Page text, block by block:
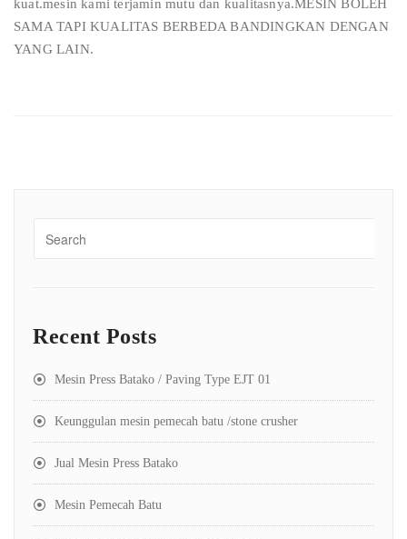
kuat.mesin kami terjamin mutu dan kualitasnya.MESIN BOLEH
SAMA TAPI KUALITAS BERBEDA BANDINGKAN DENGAN
YANG LAIN.
Recent Posts
Mesin Press Batako / Paving Type EJT 01
Keunggulan mesin pemecah batu /stone crusher
Jual Mesin Press Batako
Mesin Pemecah Batu